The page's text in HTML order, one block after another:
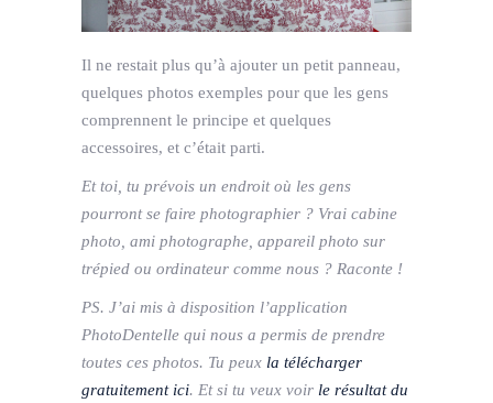
Il ne restait plus qu’à ajouter un petit panneau,
quelques photos exemples pour que les gens
comprennent le principe et quelques
accessoires, et c’était parti.
Et toi, tu prévois un endroit où les gens
pourront se faire photographier ? Vrai cabine
photo, ami photographe, appareil photo sur
trépied ou ordinateur comme nous ? Raconte !
PS. J’ai mis à disposition l’application
PhotoDentelle qui nous a permis de prendre
toutes ces photos. Tu peux la télécharger
gratuitement ici. Et si tu veux voir le résultat du